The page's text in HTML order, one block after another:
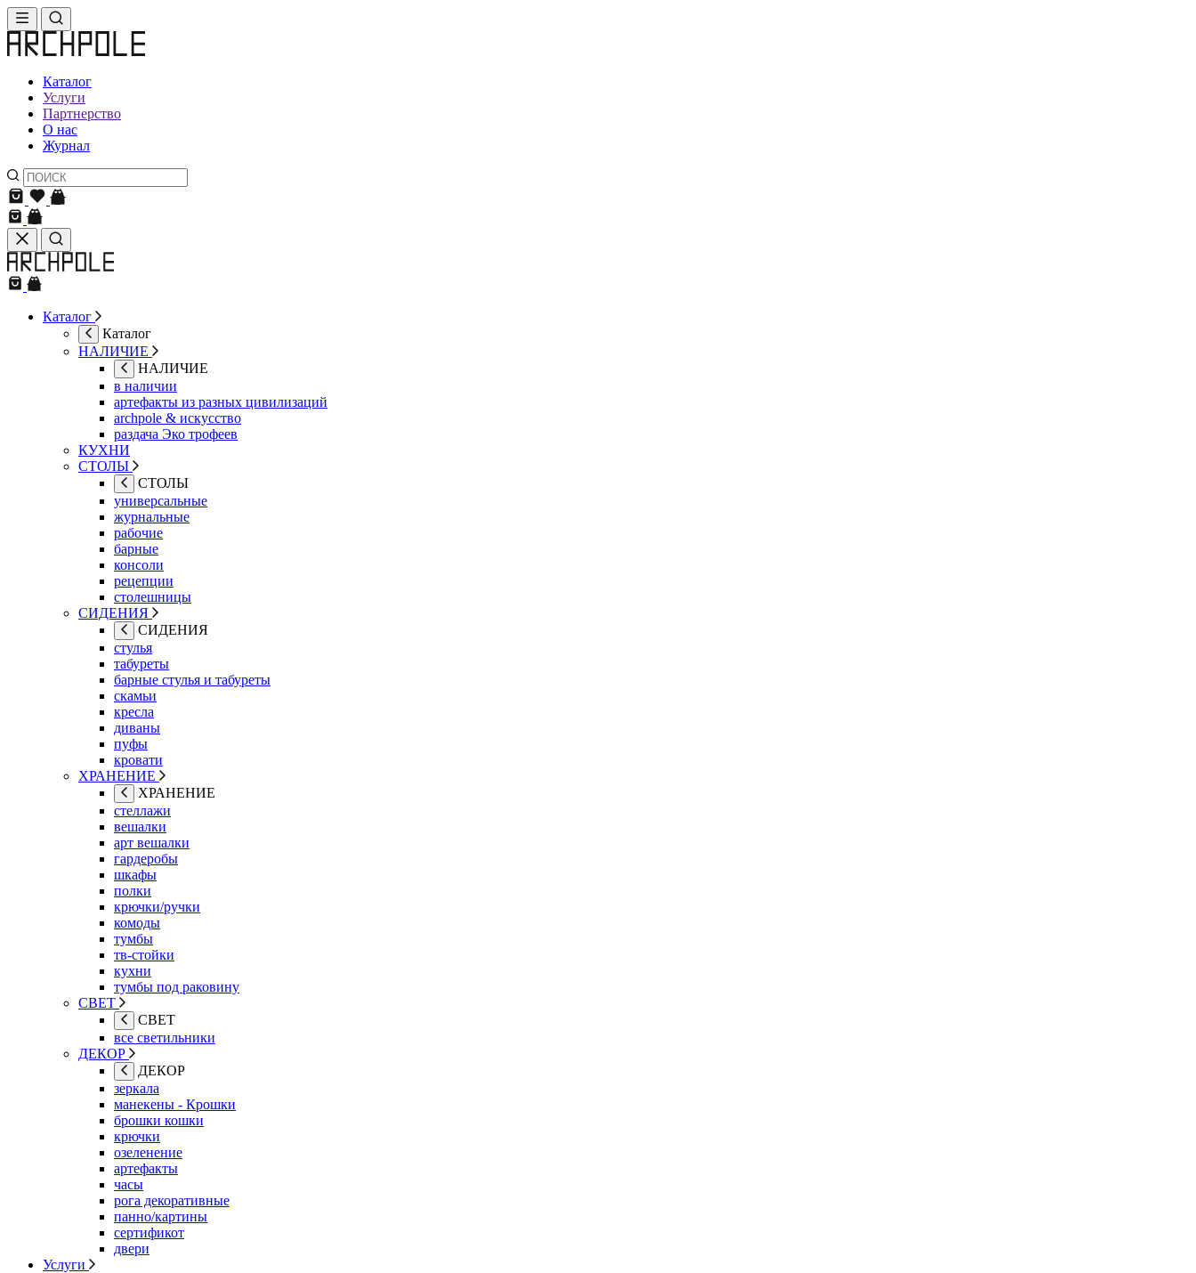
Каталог
Услуги
Партнерство
О нас
Журнал
Каталог
Каталог
НАЛИЧИЕ
НАЛИЧИЕ
в наличии
артефакты из разных цивилизаций
archpole & искусство
раздача Эко трофеев
КУХНИ
СТОЛЫ
СТОЛЫ
универсальные
журнальные
рабочие
барные
консоли
рецепции
столешницы
СИДЕНИЯ
СИДЕНИЯ
стулья
табуреты
барные стулья и табуреты
скамьи
кресла
диваны
пуфы
кровати
ХРАНЕНИЕ
ХРАНЕНИЕ
стеллажи
вешалки
арт вешалки
гардеробы
шкафы
полки
крючки/ручки
комоды
тумбы
тв-стойки
кухни
тумбы под раковину
СВЕТ
СВЕТ
все светильники
ДЕКОР
ДЕКОР
зеркала
манекены - Крошки
брошки кошки
крючки
озеленение
артефакты
часы
рога декоративные
панно/картины
сертификот
двери
Услуги